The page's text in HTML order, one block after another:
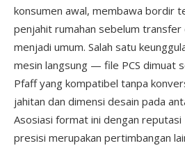
konsumen awal, membawa bordir
penjahit rumahan sebelum transfer
menjadi umum. Salah satu
mesin langsung — file PCS dimuat
Pfaff yang kompatibel tanpa
jahitan dan dimensi desain pada
Asosiasi format ini dengan reputasi
presisi merupakan pertimbangan